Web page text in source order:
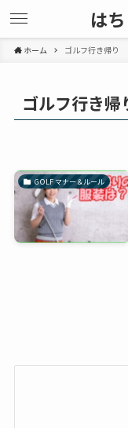
は
ホーム ゴルフ行き帰り
ゴルフ行き帰
GOLF マナー＆ルール